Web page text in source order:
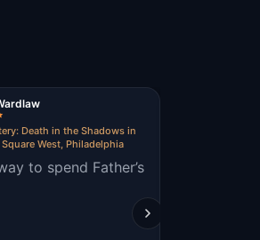
Death in the Shadows in
West, Philadelphia
to spend Father’s